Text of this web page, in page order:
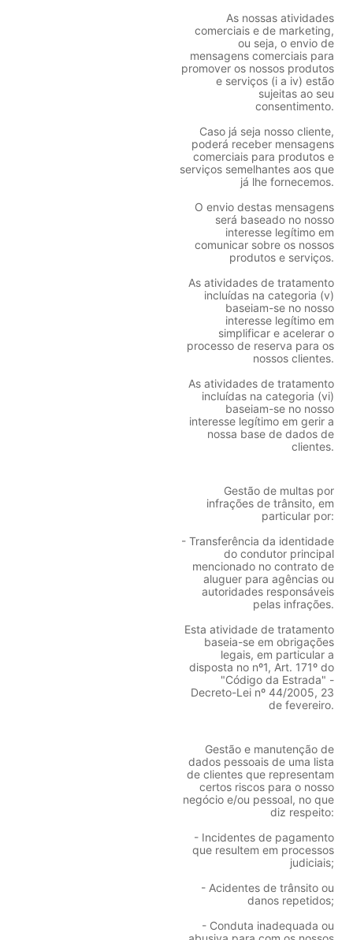
As nossas atividades
comerciais e de marketing,
ou seja, o envio de
mensagens comerciais para
promover os nossos produtos
e serviços (i a iv) estão
sujeitas ao seu
consentimento.
Caso já seja nosso cliente,
poderá receber mensagens
comerciais para produtos e
serviços semelhantes aos que
já lhe fornecemos.
O envio destas mensagens
será baseado no nosso
interesse legítimo em
comunicar sobre os nossos
produtos e serviços.
As atividades de tratamento
incluídas na categoria (v)
baseiam-se no nosso
interesse legítimo em
simplificar e acelerar o
processo de reserva para os
nossos clientes.
As atividades de tratamento
incluídas na categoria (vi)
baseiam-se no nosso
interesse legítimo em gerir a
nossa base de dados de
clientes.
Gestão de multas por
infrações de trânsito, em
particular por:
- Transferência da identidade
do condutor principal
mencionado no contrato de
aluguer para agências ou
autoridades responsáveis
pelas infrações.
Esta atividade de tratamento
baseia-se em obrigações
legais, em particular a
disposta no nº1, Art. 171º do
"Código da Estrada" -
Decreto-Lei nº 44/2005, 23
de fevereiro.
Gestão e manutenção de
dados pessoais de uma lista
de clientes que representam
certos riscos para o nosso
negócio e/ou pessoal, no que
diz respeito:
- Incidentes de pagamento
que resultem em processos
judiciais;
- Acidentes de trânsito ou
danos repetidos;
- Conduta inadequada ou